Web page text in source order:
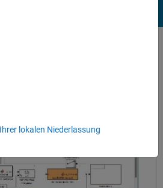
lokalen Niederlassung